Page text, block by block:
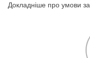
Докладніше про умови за